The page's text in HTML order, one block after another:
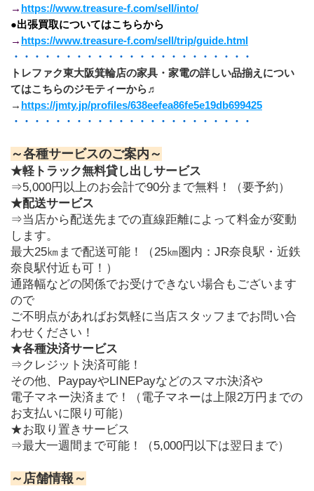
→ https://www.treasure-f.com/sell/into/
●出張買取についてはこちらから
→ https://www.treasure-f.com/sell/trip/guide.html
・・・・・・・・・・・・・・・・・・・・・・・
トレファク東大阪箕輪店の家具・家電の詳しい品揃えについ
てはこちらのジモティーから♬
→ https://jmty.jp/profiles/638eefea86fe5e19db699425
﻿・・・・・・・・・・・・・・・・・・・・・・・
～各種サービスのご案内～
★軽トラック無料貸し出しサービス
⇒5,000円以上のお会計で90分まで無料！（要予約）
★配送サービス
⇒当店から配送先までの直線距離によって料金が変動
します。
最大25㎞まで配送可能！（25㎞圏内：JR奈良駅・近鉄
奈良駅付近も可！）
通路幅などの関係でお受けできない場合もございます
ので
ご不明点があればお気軽に当店スタッフまでお問い合
わせください！
★各種決済サービス
⇒クレジット決済可能！
その他、PaypayやLINEPayなどのスマホ決済や
電子マネー決済まで！（電子マネーは上限2万円までの
お支払いに限り可能）
★お取り置きサービス
⇒最大一週間まで可能！（5,000円以下は翌日まで）
～店舗情報～